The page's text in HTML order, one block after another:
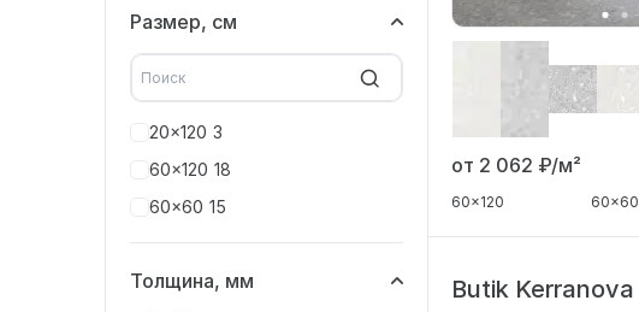
Размер, см
20x120 3
60x120 18
60x60 15
Толщина, мм
от 2 062 ₽/м²
60x120 60x60
Butik Kerranova